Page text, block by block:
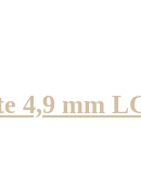
4,9 mm